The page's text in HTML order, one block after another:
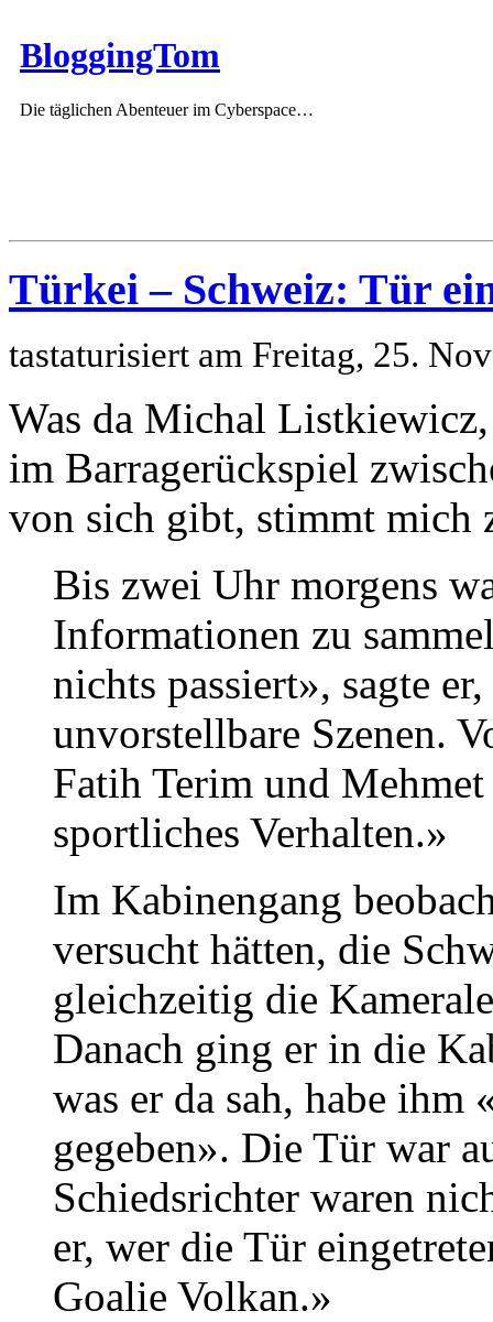
BloggingTom
Die täglichen Abenteuer im Cyberspace…
Türkei – Schweiz: Tür
tastaturisiert am Freitag, 25.
Was da Michal
im Barragerückspiel
von sich gibt, stimmt mich
Bis zwei Uhr morgens
Informationen zu
nichts passiert», sagte
unvorstellbare Szenen.
Fatih Terim und
sportliches Verhalten.»
Im Kabinengang
versucht hätten, die
gleichzeitig die
Danach ging er in die
was er da sah, habe ihm
gegeben». Die Tür war
Schiedsrichter waren
er, wer die Tür
Goalie Volkan.»